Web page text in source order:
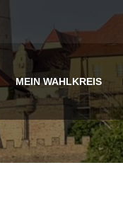
MEIN WAHLKREIS